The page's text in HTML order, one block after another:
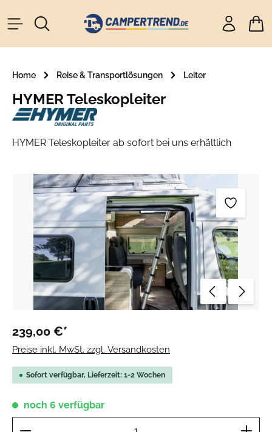
springen
Home Reise & Transportlösungen Leiter
HYMER Teleskopleiter
HYMER Teleskopleiter ab sofort bei uns erhältlich
Bildergalerie überspringen
239,00 €*
Preise inkl. MwSt. zzgl. Versandkosten
Sofort verfügbar, Lieferzeit: 1-2 Wochen
noch 6 verfügbar
Produkt Anzahl: Gib den gewünschten Wert ein